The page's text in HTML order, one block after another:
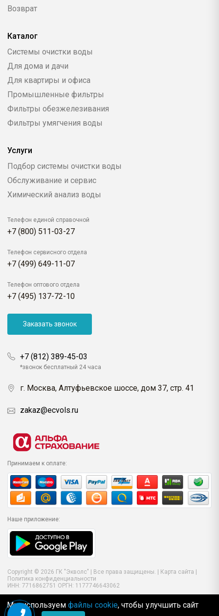
Возврат
Каталог
Системы очистки воды
Для дома и дачи
Для квартиры и офиса
Промышленные фильтры
Фильтры обезжелезивания
Фильтры умягчения воды
Услуги
Подбор системы очистки воды
Обслуживание и сервис
Химический анализ воды
Телефон единой справочной
+7 (800) 511-03-27
Телефон сервисного отдела
+7 (499) 649-11-07
Телефон оптового отдела
+7 (495) 137-72-10
Заказать звонок
+7 (812) 389-45-03
*звонок бесплатный 24 часа
г. Москва, Алтуфьевское шоссе, дом 37, стр. 41
zakaz@ecvols.ru
Принимаем к оплате:
Наше приложение:
Copyright © 2026 ГК "Экволс" | Все права защищены. | Карта сайта
Политика конфиденциальности
ИНН: 7716862751 ОРГН: 1177746643062
Мы используем файлы cookie, чтобы улучшить сайт